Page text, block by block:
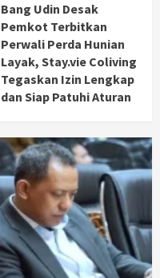
Bang Udin Desak
Pemkot Terbitkan
Perwali Perda Hunian
Layak, Stay.vie Coliving
Tegaskan Izin Lengkap
dan Siap Patuhi Aturan